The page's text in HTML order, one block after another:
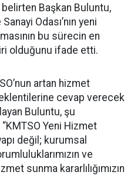
belirten Başkan Buluntu,
Odası’nın yeni
bu sürecin en
olduğunu ifade etti.
artan hizmet
cevap verecek
Buluntu, şu
Yeni Hizmet
değil; kurumsal
ve
sunma kararlılığımızın